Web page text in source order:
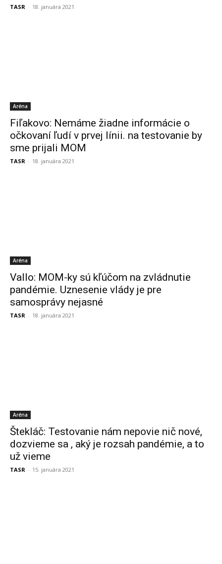
TASR - 18. januára 2021
Aréna
Fiľakovo: Nemáme žiadne informácie o
očkovaní ľudí v prvej línii. na testovanie by
sme prijali MOM
TASR - 18. januára 2021
Aréna
Vallo: MOM-ky sú kľúčom na zvládnutie
pandémie. Uznesenie vlády je pre
samosprávy nejasné
TASR - 18. januára 2021
Aréna
Štekláč: Testovanie nám nepovie nič nové,
dozvieme sa , aký je rozsah pandémie, a to
už vieme
TASR - 15. januára 2021